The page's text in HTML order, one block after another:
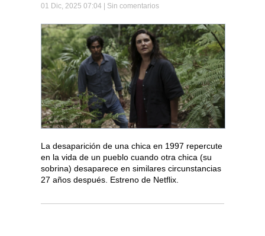
01 Dic, 2025 07:04 | Sin comentarios
La desaparición de una chica en 1997 repercute
en la vida de un pueblo cuando otra chica (su
sobrina) desaparece en similares circunstancias
27 años después. Estreno de Netflix.